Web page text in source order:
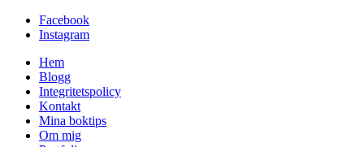
Facebook
Instagram
Hem
Blogg
Integritetspolicy
Kontakt
Mina boktips
Om mig